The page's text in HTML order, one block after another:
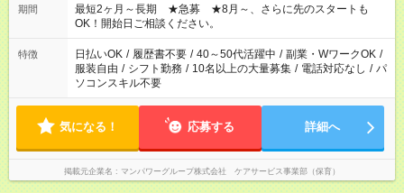
時：帰りの会まで！子供の成長を見守る ・15時～20時：夜のお
迎えサポート
期間
最短2ヶ月～長期 ★急募 ★8月～、さらに先のスタートも
OK！開始日ご相談ください。
特徴 日払いOK / 履歴書不要 / 40～50代活躍中 / 副業・WワークOK /
服装自由 / シフト勤務 / 10名以上の大量募集 / 電話対応なし / パ
ソコンスキル不要
気になる！ 応募する 詳細へ
掲載元企業名 マンパワーグループ株式会社 ケアサービス事業部（保育）